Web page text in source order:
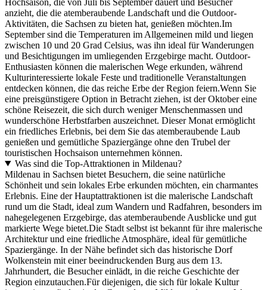
anzieht, die die atemberaubende Landschaft und die Outdoor-
Aktivitäten, die Sachsen zu bieten hat, genießen möchten.Im
September sind die Temperaturen im Allgemeinen mild und liegen
zwischen 10 und 20 Grad Celsius, was ihn ideal für Wanderungen
und Besichtigungen im umliegenden Erzgebirge macht. Outdoor-
Enthusiasten können die malerischen Wege erkunden, während
Kulturinteressierte lokale Feste und traditionelle Veranstaltungen
entdecken können, die das reiche Erbe der Region feiern.Wenn Sie
eine preisgünstigere Option in Betracht ziehen, ist der Oktober eine
schöne Reisezeit, die sich durch weniger Menschenmassen und
wunderschöne Herbstfarben auszeichnet. Dieser Monat ermöglicht
ein friedliches Erlebnis, bei dem Sie das atemberaubende Laub
genießen und gemütliche Spaziergänge ohne den Trubel der
touristischen Hochsaison unternehmen können.
Was sind die Top-Attraktionen in Mildenau?
Mildenau in Sachsen bietet Besuchern, die seine natürliche
Schönheit und sein lokales Erbe erkunden möchten, ein charmantes
Erlebnis. Eine der Hauptattraktionen ist die malerische Landschaft
rund um die Stadt, ideal zum Wandern und Radfahren, besonders im
nahegelegenen Erzgebirge, das atemberaubende Ausblicke und gut
markierte Wege bietet.Die Stadt selbst ist bekannt für ihre malerische
Architektur und eine friedliche Atmosphäre, ideal für gemütliche
Spaziergänge. In der Nähe befindet sich das historische Dorf
Wolkenstein mit einer beeindruckenden Burg aus dem 13.
Jahrhundert, die Besucher einlädt, in die reiche Geschichte der
Region einzutauchen.Für diejenigen, die sich für lokale Kultur